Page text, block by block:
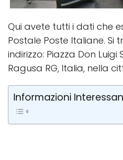
Qui avete tutti i dati che
Postale Poste Italiane. Si
indirizzo: Piazza Don Luigi
Ragusa RG, Italia, nella
Informazioni